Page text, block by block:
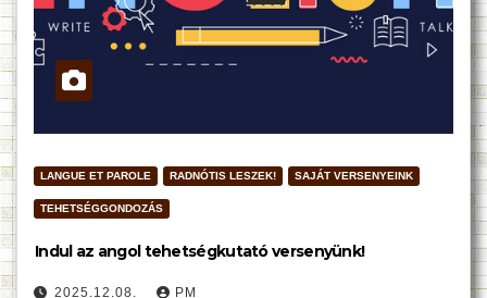
LANGUE ET PAROLE RADNÓTIS LESZEK! SAJÁT VERSENYEINK
TEHETSÉGGONDOZÁS
Indul az angol tehetségkutató versenyünk!
2025.12.08. PM